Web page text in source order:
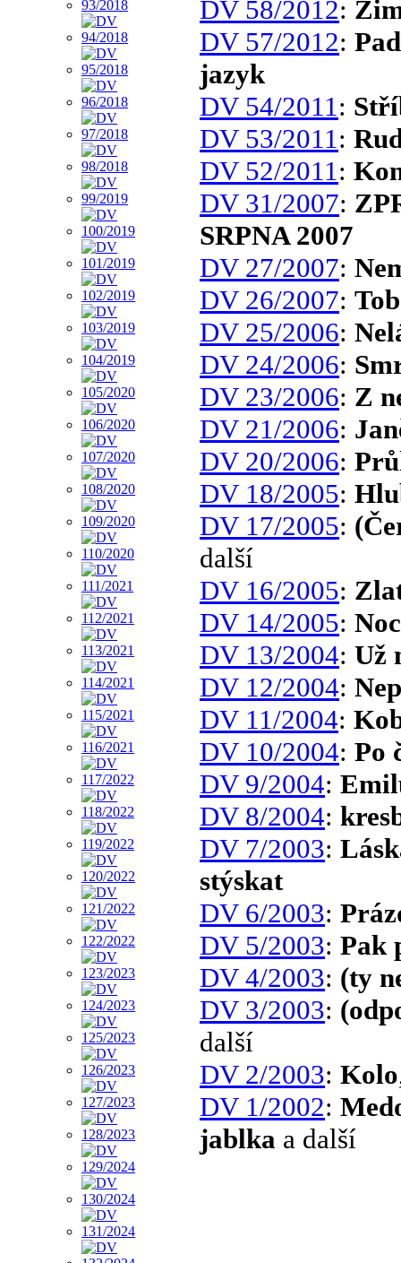
DV 58/2012:
DV 57/2012:
jazyk
DV 54/2011 :
DV 53/2011 :
DV 52/2011 :
DV 31/2007:
SRPNA 2007
DV 27/2007:
DV 26/2007:
DV 25/2006:
DV 24/2006:
DV 23/2006: Z
DV 21/2006:
DV 20/2006:
DV 18/2005:
DV 17/2005:
další
DV 16/2005:
DV 14/2005:
DV 13/2004: Už
DV 12/2004:
DV 11/2004:
DV 10/2004: Po
DV 9/2004:
DV 8/2004:
DV 7/2003:
stýskat
DV 6/2003:
DV 5/2003: Pak
DV 4/2003: (ty
DV 3/2003:
další
DV 2/2003: Kolo
DV 1/2002:
jablka a další